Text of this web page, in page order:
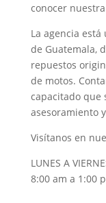
conocer
La agencia está
de Guatemala,
repuestos
de motos.
capacitado que
asesoramiento
Visítanos en
LUNES A
8:00 am a 1:00